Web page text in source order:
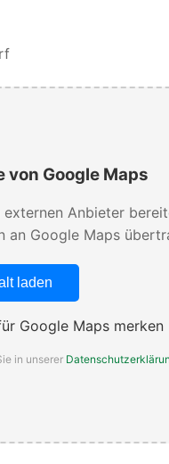
von Google Maps
Anbieter
an Google Maps
laden
Google Maps merken
in unserer